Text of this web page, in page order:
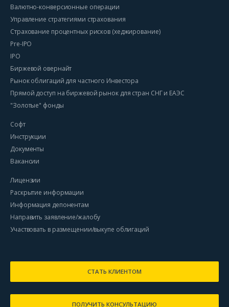
Валютно-конверсионные операции
Управление стратегиями страхования
Страхование процентных рисков (хеджирование)
Pre-IPO
IPO
Биржевой овернайт
Рынок облигаций для частного Инвестора
Прямой доступ на биржевой рынок для стран СНГ и ЕАЭС
"Золотые" фонды
Софт
Инструкции
Документы
Вакансии
Лицензии
Раскрытие информации
Информация депонентам
Направить заявление/жалобу
Участвовать в размещении/выкупе облигаций
СТАТЬ КЛИЕНТОМ
ПОЛУЧИТЬ КОНСУЛЬТАЦИЮ